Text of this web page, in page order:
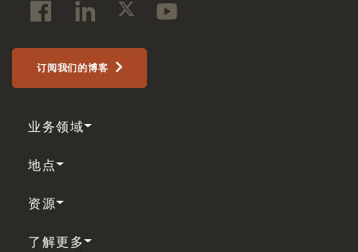
订阅我们的博客
业务领域
地点
资源
了解更多